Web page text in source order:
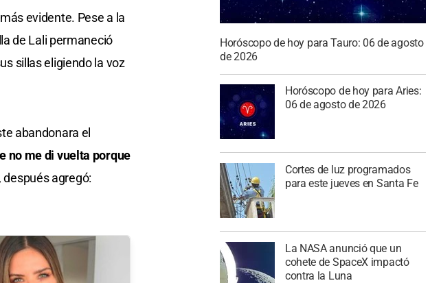
evidente. Pese a la
de Lali permaneció
sillas eligiendo la voz
abandonara el
no me di vuelta porque
después agregó:
Horóscopo de hoy para Tauro: 06 de agosto
de 2026
Horóscopo de hoy para Aries:
06 de agosto de 2026
Cortes de luz programados
para este jueves en Santa Fe
La NASA anunció que un
cohete de SpaceX impactó
contra la Luna